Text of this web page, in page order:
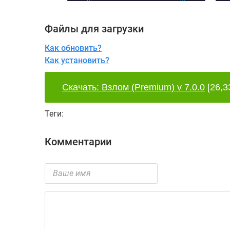
Файлы для загрузки
Как обновить?
Как установить?
Скачать: Взлом (Premium) v 7.0.0
Теги:
Комментарии